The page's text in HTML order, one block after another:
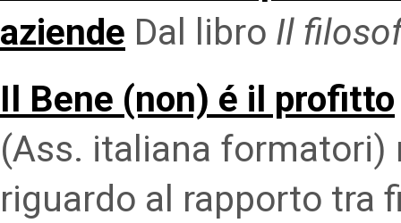
aziende Dal libro Il
Il Bene (non) é il profitto
(Ass. italiana formatori)
riguardo al rapporto tra